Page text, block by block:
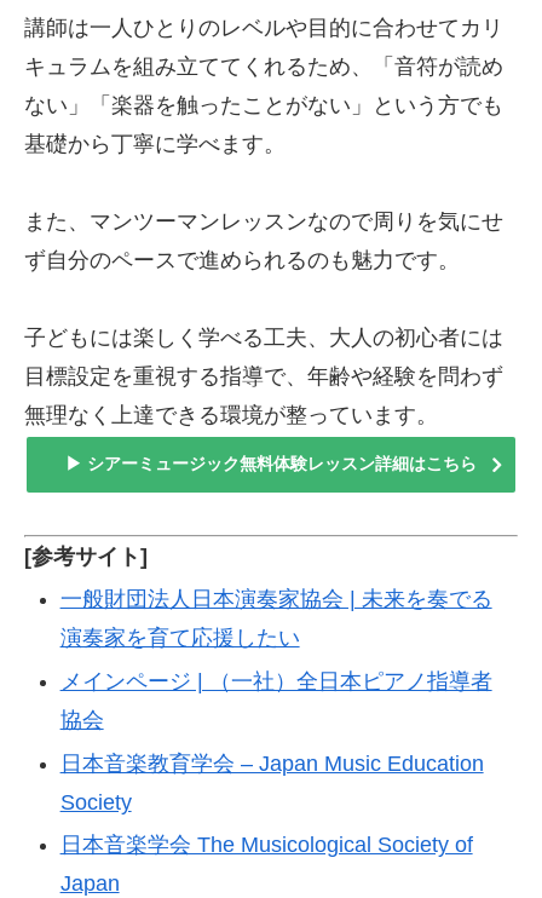
講師は一人ひとりのレベルや目的に合わせてカリ
キュラムを組み立ててくれるため、「音符が読め
ない」「楽器を触ったことがない」という方でも
基礎から丁寧に学べます。
また、マンツーマンレッスンなので周りを気にせ
ず自分のペースで進められるのも魅力です。
子どもには楽しく学べる工夫、大人の初心者には
目標設定を重視する指導で、年齢や経験を問わず
無理なく上達できる環境が整っています。
▶ シアーミュージック無料体験レッスン詳細はこちら
[参考サイト]
一般財団法人日本演奏家協会 | 未来を奏でる
演奏家を育て応援したい
メインページ | （一社）全日本ピアノ指導者
協会
日本音楽教育学会 – Japan Music Education
Society
日本音楽学会 The Musicological Society of
Japan